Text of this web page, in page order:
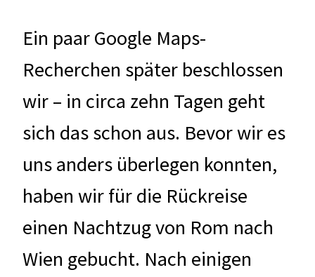
Ein paar Google Maps-
Recherchen später beschlossen
wir – in circa zehn Tagen geht
sich das schon aus. Bevor wir es
uns anders überlegen konnten,
haben wir für die Rückreise
einen Nachtzug von Rom nach
Wien gebucht. Nach einigen